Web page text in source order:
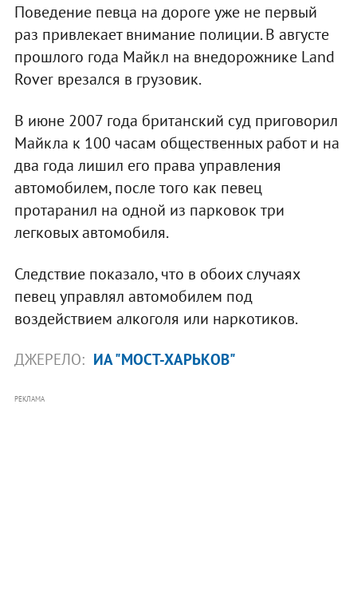
Поведение певца на дороге уже не первый
раз привлекает внимание полиции. В августе
прошлого года Майкл на внедорожнике Land
Rover врезался в грузовик.
В июне 2007 года британский суд приговорил
Майкла к 100 часам общественных работ и на
два года лишил его права управления
автомобилем, после того как певец
протаранил на одной из парковок три
легковых автомобиля.
Следствие показало, что в обоих случаях
певец управлял автомобилем под
воздействием алкоголя или наркотиков.
ДЖЕРЕЛО: ИА "МОСТ-ХАРЬКОВ"
РЕКЛАМА